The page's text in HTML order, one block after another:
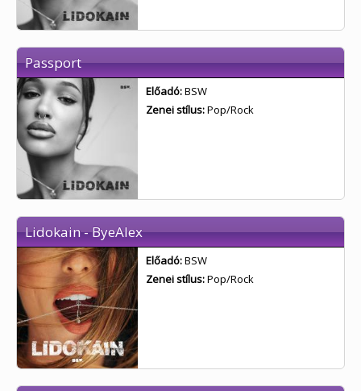
Passport
Előadó:BSW
Zenei stílus:Pop/Rock
Lidokain - ByeAlex
Előadó:BSW
Zenei stílus:Pop/Rock